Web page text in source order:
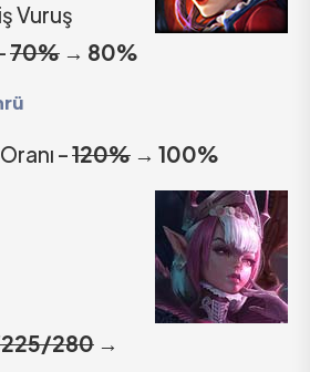
Vuruş
70% → 80%
–120% → 100%
280 →